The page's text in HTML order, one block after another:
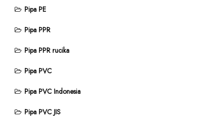
Pipa PE
Pipa PPR
Pipa PPR rucika
Pipa PVC
Pipa PVC Indonesia
Pipa PVC JIS